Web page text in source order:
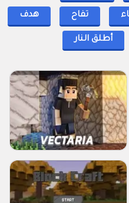
تفاح هدف
أطلق النار